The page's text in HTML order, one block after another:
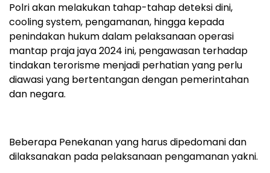
Polri akan melakukan tahap-tahap deteksi dini,
cooling system, pengamanan, hingga kepada
penindakan hukum dalam pelaksanaan operasi
mantap praja jaya 2024 ini, pengawasan terhadap
tindakan terorisme menjadi perhatian yang perlu
diawasi yang bertentangan dengan pemerintahan
dan negara.
Beberapa Penekanan yang harus dipedomani dan
dilaksanakan pada pelaksanaan pengamanan yakni.